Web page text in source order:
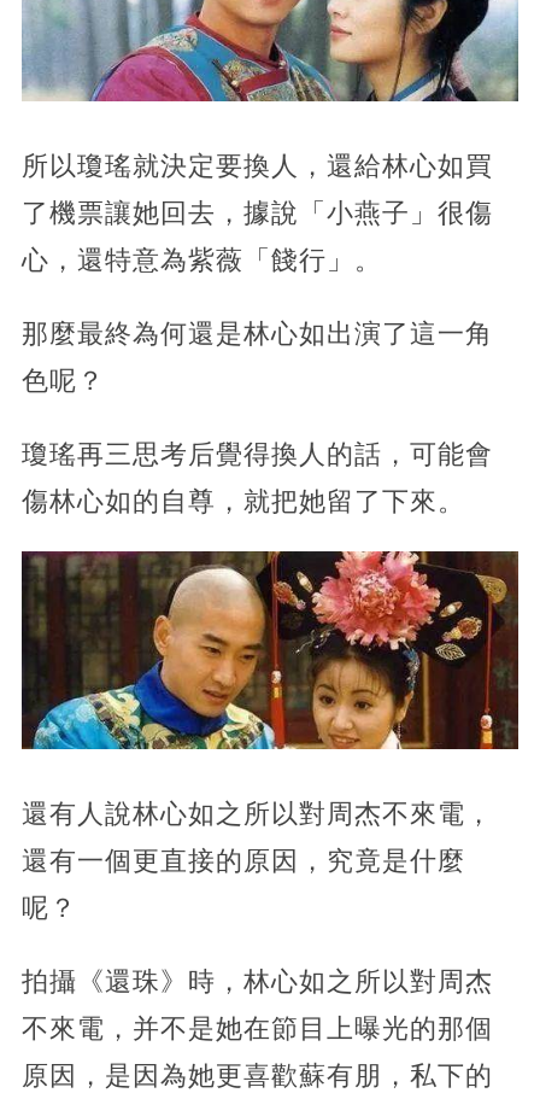
所以瓊瑤就決定要換人，還給林心如買
了機票讓她回去，據說「小燕子」很傷
心，還特意為紫薇「餞行」。
那麼最終為何還是林心如出演了這一角
色呢？
瓊瑤再三思考后覺得換人的話，可能會
傷林心如的自尊，就把她留了下來。
還有人說林心如之所以對周杰不來電，
還有一個更直接的原因，究竟是什麼
呢？
拍攝《還珠》時，林心如之所以對周杰
不來電，并不是她在節目上曝光的那個
原因，是因為她更喜歡蘇有朋，私下的